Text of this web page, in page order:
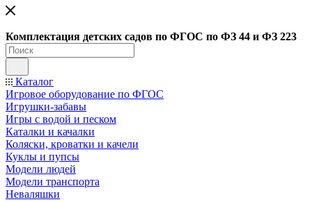
Комплектация детских садов по ФГОC по ФЗ 44 и ФЗ 223
Каталог
Игровое оборудование по ФГОС
Игрушки-забавы
Игры с водой и песком
Каталки и качалки
Коляски, кроватки и качели
Куклы и пупсы
Модели людей
Модели транспорта
Неваляшки